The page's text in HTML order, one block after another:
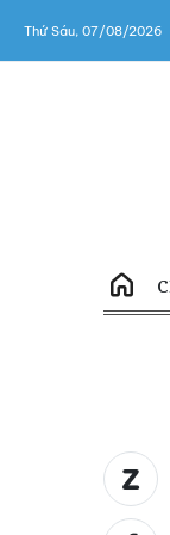
Thứ Sáu, 07/08/2026